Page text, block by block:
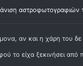
αστροφωτογραφιών
αν και η χάρη του
το είχα ξεκινήσει